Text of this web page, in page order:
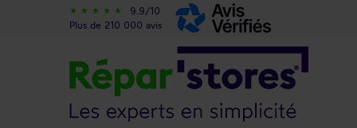
star_rate star_rate star_rate star_rate star_rate
9.9/10
Plus de 210 000 avis